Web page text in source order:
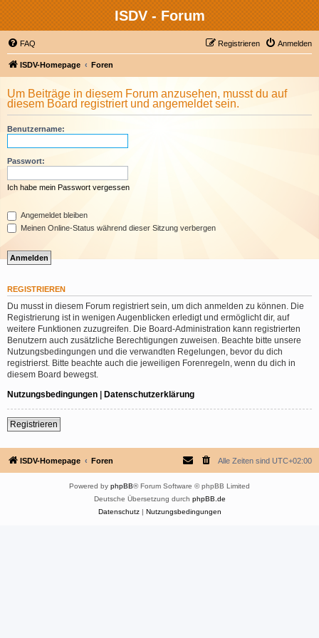
ISDV - Forum
FAQ Anmelden
Registrieren
ISDV-Homepage Foren
Um Beiträge in diesem Forum anzusehen, musst du auf
diesem Board registriert und angemeldet sein.
Benutzername:
Passwort:
Ich habe mein Passwort vergessen
Angemeldet bleiben
Meinen Online-Status während dieser Sitzung verbergen
REGISTRIEREN
Du musst in diesem Forum registriert sein, um dich anmelden zu können. Die
Registrierung ist in wenigen Augenblicken erledigt und ermöglicht dir, auf
weitere Funktionen zuzugreifen. Die Board-Administration kann registrierten
Benutzern auch zusätzliche Berechtigungen zuweisen. Beachte bitte unsere
Nutzungsbedingungen und die verwandten Regelungen, bevor du dich
registrierst. Bitte beachte auch die jeweiligen Forenregeln, wenn du dich in
diesem Board bewegst.
Nutzungsbedingungen | Datenschutzerklärung
Registrieren
ISDV-Homepage Foren Alle Zeiten sind UTC+02:00
Powered by phpBB® Forum Software © phpBB Limited
Deutsche Übersetzung durch phpBB.de
Datenschutz| Nutzungsbedingungen